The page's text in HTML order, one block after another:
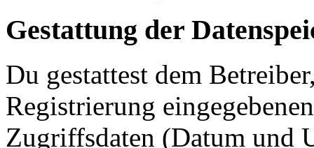
Gestattung der
Du gestattest dem
Registrierung
Zugriffsdaten (Datum und